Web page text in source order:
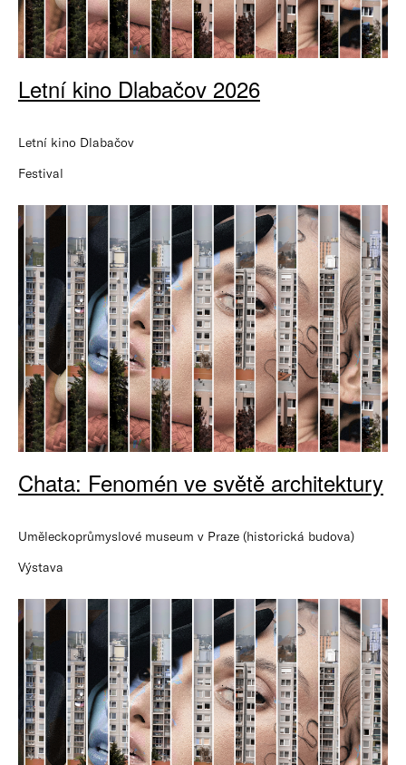
Letní kino Dlabačov 2026
Letní kino Dlabačov
Festival
Chata: Fenomén ve světě architektury
Uměleckoprůmyslové museum v Praze (historická budova)
Výstava